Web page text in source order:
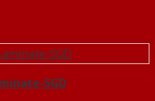
SGD